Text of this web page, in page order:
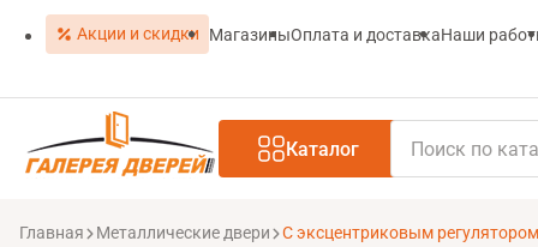
Акции и скидки МагазиныОплата и доставкаНаши
Каталог
Главная Металлические двери С эксцентриковым